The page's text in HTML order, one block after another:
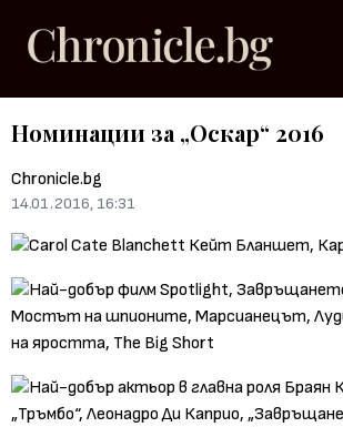
Номинации за „Оскар“ 2016
Chronicle.bg
14.01.2016, 16:31